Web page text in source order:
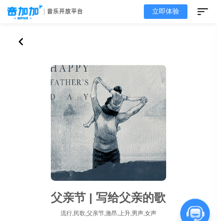
立即体验
父亲节 | 写给父亲的歌
流行,民歌,父亲节,激昂,上升,男声,女声